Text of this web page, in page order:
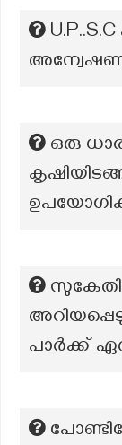
അന്വേഷണ
ഒരു
പാർക്ക്